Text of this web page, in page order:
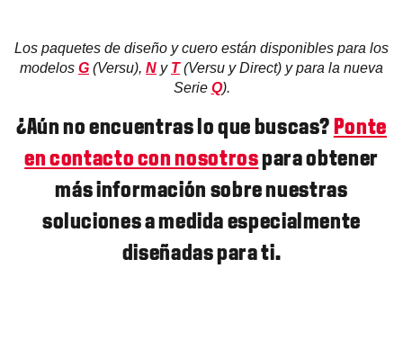
Los paquetes de diseño y cuero están disponibles para los
modelos G (Versu), N y T(Versu y Direct) y para la nueva
Serie Q).
¿Aún no encuentras lo que buscas? Ponte
en contacto con nosotrospara obtener
más información sobre nuestras
soluciones a medida especialmente
diseñadas para ti.